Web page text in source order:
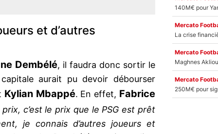
et d’autres
Dembélé, il faudra donc sortir le
aurait pu devoir débourser
Kylian Mbappé. En effet, Fabrice
c’est le prix que le PSG est prêt
je connais d’autres joueurs et
Mercato
Mercato
Mercato